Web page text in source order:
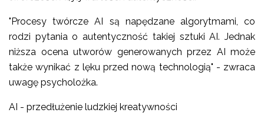
"Procesy twórcze AI są napędzane algorytmami, co
rodzi pytania o autentyczność takiej sztuki AI. Jednak
niższa ocena utworów generowanych przez AI może
także wynikać z lęku przed nową technologią" - zwraca
uwagę psycholożka.
AI - przedłużenie ludzkiej kreatywności